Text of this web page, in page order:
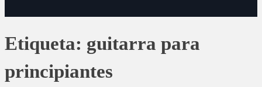
Etiqueta: guitarra para
principiantes